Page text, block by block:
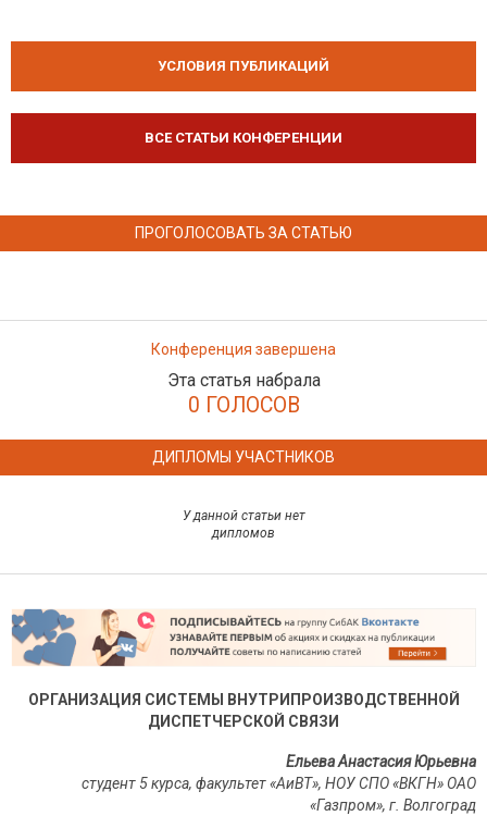
УСЛОВИЯ ПУБЛИКАЦИЙ
ВСЕ СТАТЬИ КОНФЕРЕНЦИИ
ПРОГОЛОСОВАТЬ ЗА СТАТЬЮ
Конференция завершена
Эта статья набрала
0 ГОЛОСОВ
ДИПЛОМЫ УЧАСТНИКОВ
У данной статьи нет
дипломов
ОРГАНИЗАЦИЯ СИСТЕМЫ ВНУТРИПРОИЗВОДСТВЕННОЙ
ДИСПЕТЧЕРСКОЙ СВЯЗИ
Ельева Анастасия Юрьевна
студент 5 курса, факультет «АиВТ», НОУ СПО «ВКГН» ОАО
«Газпром», г. Волгоград